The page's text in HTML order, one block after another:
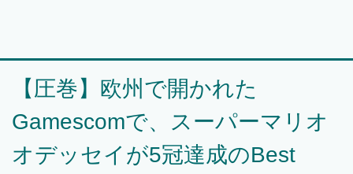
【圧巻】欧州で開かれた
Gamescomで、スーパーマリオ
オデッセイが5冠達成のBest